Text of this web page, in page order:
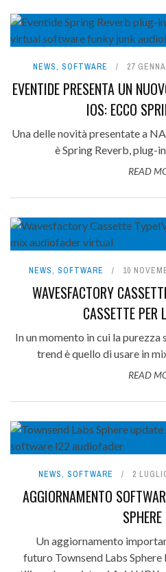
NEWS, SOFTWARE 27
EVENTIDE PRESENTA UN
IOS: ECCO
Una delle novità presentate a
è Spring Reverb, plug-
READ
NEWS, SOFTWARE 10
WAVESFACTORY
CASSETTE PER
In un momento in cui la purezza
trend è quello di usare in
READ
NEWS, SOFTWARE 2
AGGIORNAMENTO
Un aggiornamento
futuro Townsend Labs